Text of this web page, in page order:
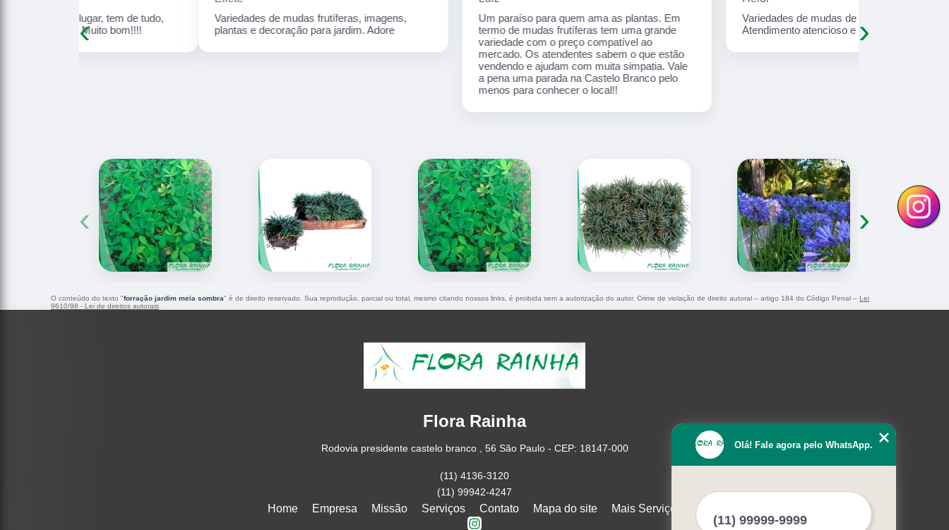
Variedades de mudas frutíferas, imagens,
plantas e decoração para jardim. Adore
Um paraíso para quem ama as plantas. Em
termo de mudas frutíferas tem uma grande
variedade com o preço compatível ao
mercado. Os atendentes sabem o que estão
vendendo e ajudam com muita simpatia. Vale
a pena uma parada na Castelo Branco pelo
menos para conhecer o local!!
Variedades de mudas de frutíferas.
Atendimento atencioso e educado.
‹ ›
‹ ›
O conteúdo do texto "forração jardim meia sombra" é de direito reservado. Sua reprodução, parcial ou total, mesmo citando nossos links, é proibida sem a autorização do autor. Crime de violação de direito autoral – artigo 184 do Código Penal – Lei
9610/98 - Lei de direitos autorais
Flora Rainha
Rodovia presidente castelo branco , 56 São Paulo - CEP: 18147-000
(11) 4136-3120
(11) 99942-4247
Home Empresa Missão Serviços Contato Mapa do site Mais Serviços
Olá! Fale agora pelo WhatsApp.